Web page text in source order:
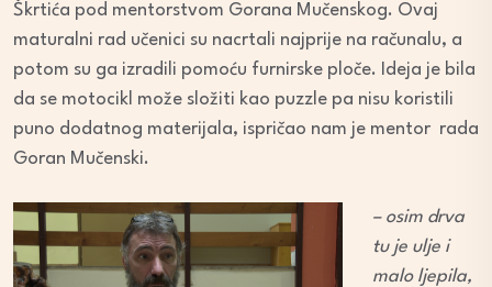
Škrtića pod mentorstvom Gorana Mučenskog. Ovaj
maturalni rad učenici su nacrtali najprije na računalu, a
potom su ga izradili pomoću furnirske ploče. Ideja je bila
da se motocikl može složiti kao puzzle pa nisu koristili
puno dodatnog materijala, ispričao nam je mentor rada
Goran Mučenski.
– osim drva
tu je ulje i
malo ljepila,